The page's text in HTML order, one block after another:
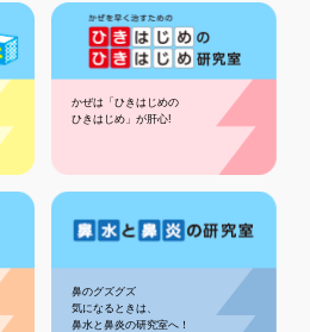
かぜは「ひきはじめの
ひきはじめ」が肝心!
鼻のグズグズ
気になるときは、
鼻水と鼻炎の研究室へ！